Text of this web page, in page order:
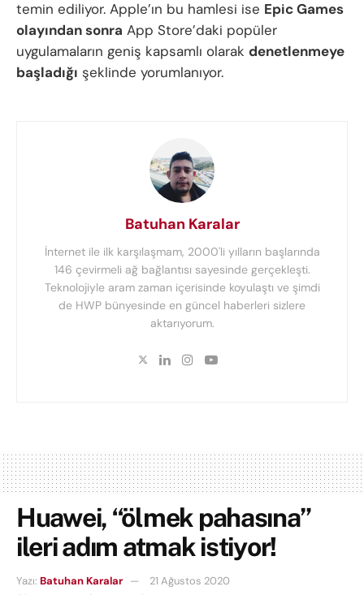
temin ediliyor. Apple’ın bu hamlesi ise Epic Games
olayından sonra App Store’daki popüler
uygulamaların geniş kapsamlı olarak denetlenmeye
başladığı şeklinde yorumlanıyor.
Batuhan Karalar
İnternet ile ilk karşılaşmam, 2000'li yılların başlarında
146 çevirmeli ağ bağlantısı sayesinde gerçekleşti.
Teknolojiyle aram zaman içerisinde koyulaştı ve şimdi
de HWP bünyesinde en güncel haberleri sizlere
aktarıyorum.
Huawei, “ölmek pahasına”
ileri adım atmak istiyor!
Yazı: Batuhan Karalar
21 Ağustos 2020